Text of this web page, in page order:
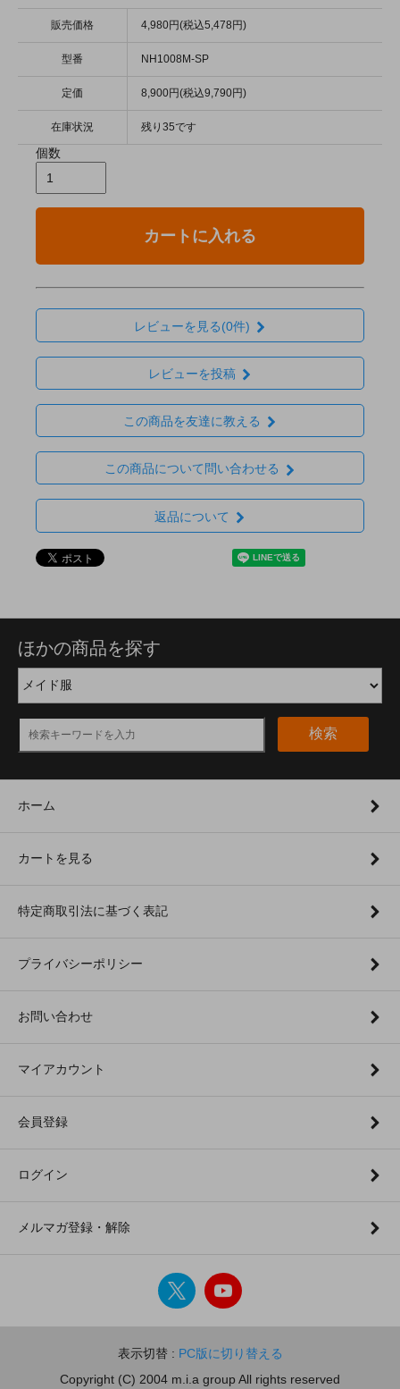
販売価格 4,980円(税込5,478円)
型番 NH1008M-SP
定価 8,900円(税込9,790円)
在庫状況 残り35です
個数
カートに入れる
レビューを見る(0件)
レビューを投稿
この商品を友達に教える
この商品について問い合わせる
返品について
ほかの商品を探す
検索
ホーム
カートを見る
特定商取引法に基づく表記
プライバシーポリシー
お問い合わせ
マイアカウント
会員登録
ログイン
メルマガ登録・解除
表示切替 : PC版に切り替える
Copyright (C) 2004 m.i.a group All rights reserved